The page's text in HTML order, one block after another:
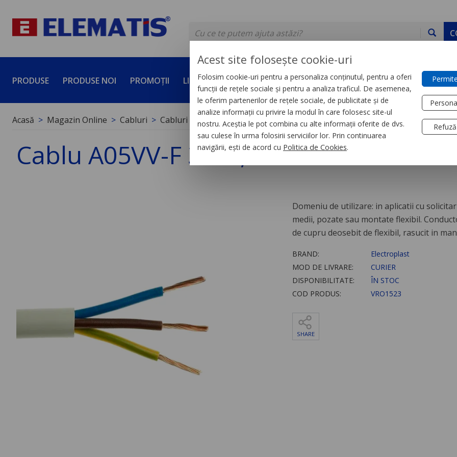
PRODUSE PRODUSE NOI PROMOȚII LICHIDĂRI DE STOC SERVICII DEVINO PARTENER CONTACT
Acasă Magazin Online Cabluri Cabluri de energie
Cablu A05VV-F 3 x 6, alb
Domeniu de utilizare: in aplicatii cu
medii, pozate sau montate flexibil.
de cupru deosebit de flexibil, rasucit in
BRAND:
Electroplast
MOD DE LIVRARE:
CURIER
DISPONIBILITATE:
ÎN STOC
COD PRODUS:
VRO1523
SHARE
Acest site folosește cookie-uri
Folosim cookie-uri pentru a personaliza conținutul, pentru a oferi
funcții de rețele sociale și pentru a analiza traficul. De asemenea,
le oferim partenerilor de rețele sociale, de publicitate și de
analize informații cu privire la modul în care folosesc site-ul
nostru. Aceștia le pot combina cu alte informații oferite de dvs.
sau culese în urma folosirii serviciilor lor. Prin continuarea
navigării, ești de acord cu Politica de Cookies.